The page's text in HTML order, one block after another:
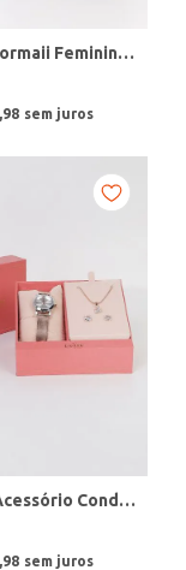
Relógio Mormaii Feminino PRATA
98
Relógio+Acessório Condor Feminino ROSE
98